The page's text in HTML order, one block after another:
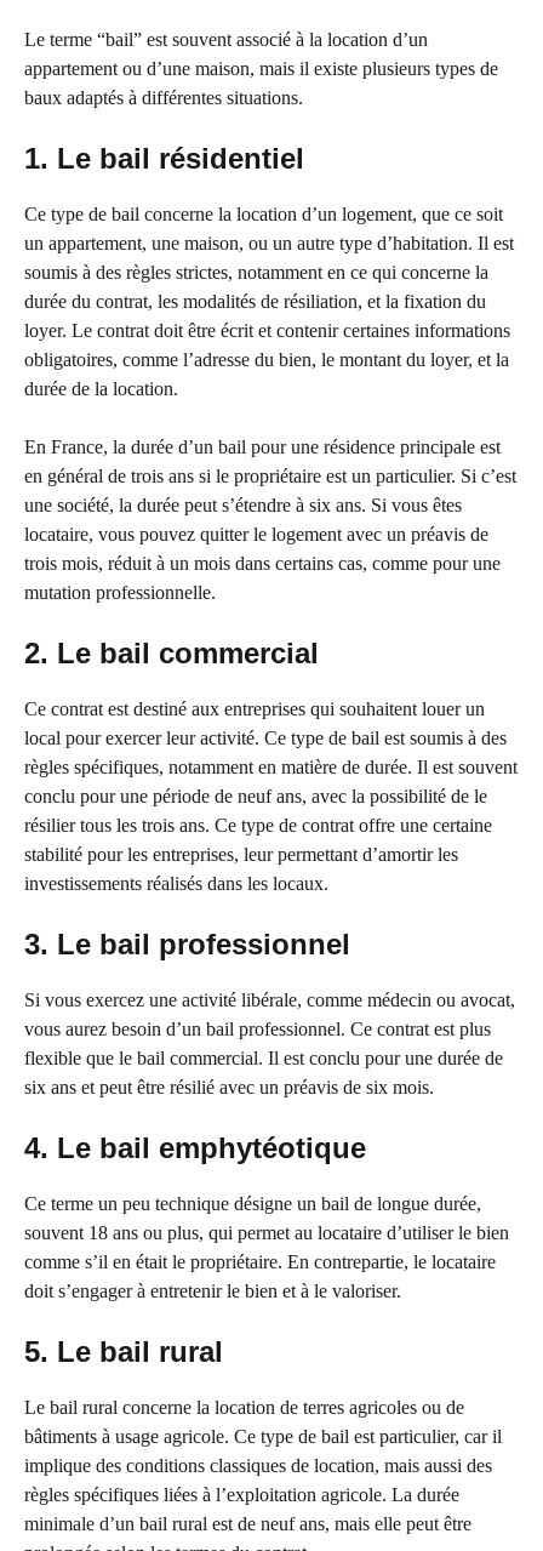
Le terme “bail” est souvent associé à la location d’un
appartement ou d’une maison, mais il existe plusieurs types de
baux adaptés à différentes situations.
1. Le bail résidentiel
Ce type de bail concerne la location d’un logement, que ce soit
un appartement, une maison, ou un autre type d’habitation. Il est
soumis à des règles strictes, notamment en ce qui concerne la
durée du contrat, les modalités de résiliation, et la fixation du
loyer. Le contrat doit être écrit et contenir certaines informations
obligatoires, comme l’adresse du bien, le montant du loyer, et la
durée de la location.
En France, la durée d’un bail pour une résidence principale est
en général de trois ans si le propriétaire est un particulier. Si c’est
une société, la durée peut s’étendre à six ans. Si vous êtes
locataire, vous pouvez quitter le logement avec un préavis de
trois mois, réduit à un mois dans certains cas, comme pour une
mutation professionnelle.
2. Le bail commercial
Ce contrat est destiné aux entreprises qui souhaitent louer un
local pour exercer leur activité. Ce type de bail est soumis à des
règles spécifiques, notamment en matière de durée. Il est souvent
conclu pour une période de neuf ans, avec la possibilité de le
résilier tous les trois ans. Ce type de contrat offre une certaine
stabilité pour les entreprises, leur permettant d’amortir les
investissements réalisés dans les locaux.
3. Le bail professionnel
Si vous exercez une activité libérale, comme médecin ou avocat,
vous aurez besoin d’un bail professionnel. Ce contrat est plus
flexible que le bail commercial. Il est conclu pour une durée de
six ans et peut être résilié avec un préavis de six mois.
4. Le bail emphytéotique
Ce terme un peu technique désigne un bail de longue durée,
souvent 18 ans ou plus, qui permet au locataire d’utiliser le bien
comme s’il en était le propriétaire. En contrepartie, le locataire
doit s’engager à entretenir le bien et à le valoriser.
5. Le bail rural
Le bail rural concerne la location de terres agricoles ou de
bâtiments à usage agricole. Ce type de bail est particulier, car il
implique des conditions classiques de location, mais aussi des
règles spécifiques liées à l’exploitation agricole. La durée
minimale d’un bail rural est de neuf ans, mais elle peut être